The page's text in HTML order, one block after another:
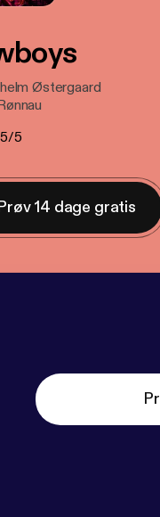
Østergaard
/5
14 dage gratis